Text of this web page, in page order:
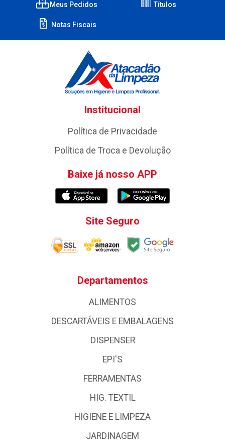
Meus Pedidos Títulos
Notas Fiscais
Institucional
Política de Privacidade
Política de Troca e Devolução
Baixe já nosso APP
Site Seguro
Departamentos
ALIMENTOS
DESCARTÁVEIS E EMBALAGENS
DISPENSER
EPI'S
FERRAMENTAS
HIG. TEXTIL
HIGIENE E LIMPEZA
JARDINAGEM